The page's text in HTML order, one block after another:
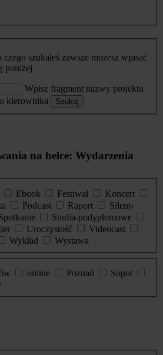
czego szukałeś zawsze możesz wpisać
poniżej
Wpisz fragment nazwy projektu
kierownika
Szukaj
na belce: Wydarzenia
Ebook Festiwal
Koncert
Podcast Raport
Silent-
Studia-podyplomowe
Uroczystość
Videocast
Wykład
Wystawa
online Poznań
Sopot